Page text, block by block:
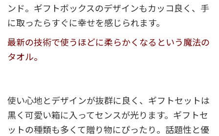
ンド。ギフトボックスのデザインもカッコ良く、手
に取ったらすぐに幸せを感じられます。
最新の技術で使うほどに柔らかくなるという魔法の
タオル。
使い心地とデザインが抜群に良く、ギフトセットは
黒く可愛い箱に入ってセンスが光ります。ギフトセ
ットの種類も多くて贈り物にぴったり。話題性と優